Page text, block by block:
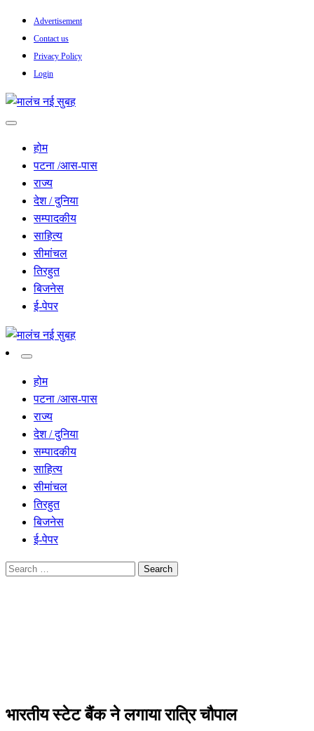
Skip
content
Advertisement
Contact us
Privacy Policy
Login
मालंच नई सुबह
होम
पटना /आस-पास
राज्य
देश / दुनिया
सम्पादकीय
साहित्य
सीमांचल
तिरहुत
बिजनेस
ई-पेपर
मालंच नई सुबह
होम
पटना /आस-पास
राज्य
देश / दुनिया
सम्पादकीय
साहित्य
सीमांचल
तिरहुत
बिजनेस
ई-पेपर
Search
भारतीय स्टेट बैंक ने लगाया रात्रि चौपाल